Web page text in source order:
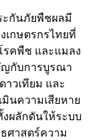
ะกันภัยพืชผลมี
เกษตรกรไทยที่
รคพืช และแมลง
ญกับการบูรณา
วเทียม และ
มินความเสียหาย
ผลักดันให้ระบบ
ศาสตร์ความ